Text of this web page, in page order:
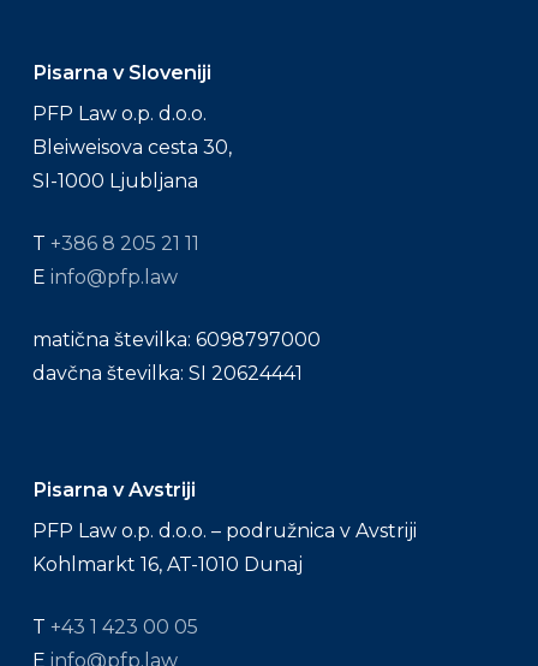
Pisarna v Sloveniji
PFP Law o.p. d.o.o.
Bleiweisova cesta 30,
SI-1000 Ljubljana
T +386 8 205 21 11
E info@pfp.law
matična številka: 6098797000
davčna številka: SI 20624441
Pisarna v Avstriji
PFP Law o.p. d.o.o. – podružnica v Avstriji
Kohlmarkt 16, AT-1010 Dunaj
T +43 1 423 00 05
E info@pfp.law